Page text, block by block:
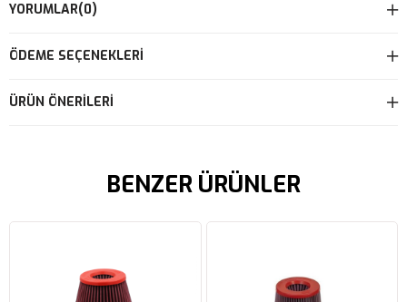
YORUMLAR(0)
ÖDEME SEÇENEKLERI
ÜRÜN ÖNERILERI
BENZER ÜRÜNLER